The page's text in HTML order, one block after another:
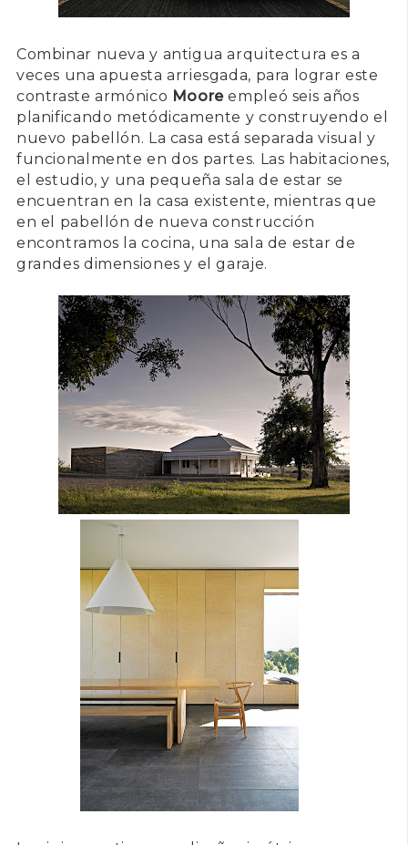
Combinar nueva y antigua arquitectura es a
veces una apuesta arriesgada, para lograr este
contraste armónico Mooreempleó seis años
planificando metódicamente y construyendo el
nuevo pabellón. La casa está separada visual y
funcionalmente en dos partes. Las habitaciones,
el estudio, y una pequeña sala de estar se
encuentran en la casa existente, mientras que
en el pabellón de nueva construcción
encontramos la cocina, una sala de estar de
grandes dimensiones y el garaje.